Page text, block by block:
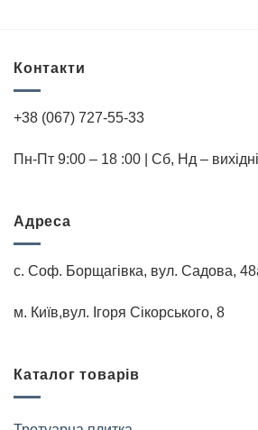
Контакти
+38 (067) 727-55-33
Пн-Пт 9:00 – 18 :00 | Cб, Нд – вихідні
Адреса
с. Соф. Борщагівка, вул. Садова,
м. Київ,вул. Iгоря Сiкорського, 8
Каталог товарів